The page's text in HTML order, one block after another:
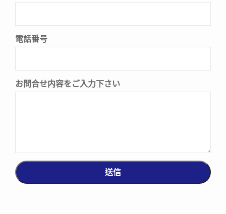
電話番号
お問合せ内容をご入力下さい